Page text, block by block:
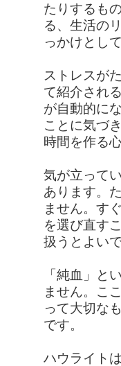
たりするも
る、生活の
っかけとし
ストレスが
て紹介され
が自動的に
ことに気づ
時間を作る
気が立って
あります。
ません。す
を選び直す
扱うとよい
「純血」と
ません。こ
って大切な
です。
ハウライト